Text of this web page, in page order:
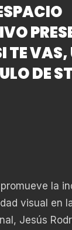
TE VAS,
DE
la
visual en
Jesús